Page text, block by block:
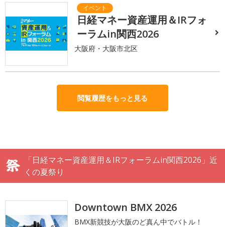
日経マネー資産運用＆IRフォ
ーラムin関西2026
大阪府・大阪市北区
閲覧履歴をもっと見る
「日経マネー資産運用＆IRフォーラムin関西2026」近
くの夏祭り
Downtown BMX 2026
BMX新競技が大阪のど真ん中でバトル！